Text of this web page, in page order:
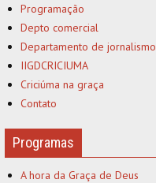
Programação
Depto comercial
Departamento de jornalismo
IIGDCRICIUMA
Criciúma na graça
Contato
Programas
A hora da Graça de Deus